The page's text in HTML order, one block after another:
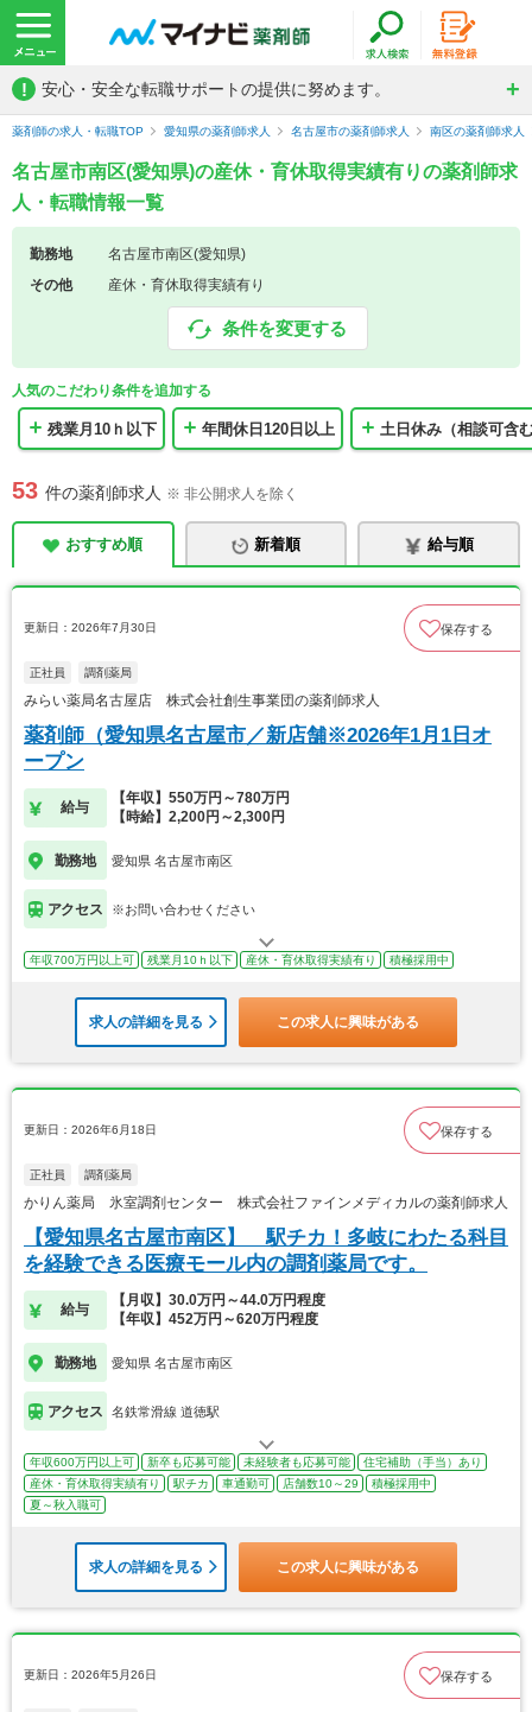
! 安心・安全な転職サポートの提供に努めます。
薬剤師の求人・転職TOP 愛知県の薬剤師求人 名古屋市の薬剤師求人 南区の薬剤師求人
名古屋市南区(愛知県)の産休・育休取得実績有りの薬剤師求
人・転職情報一覧
勤務地
名古屋市南区(愛知県)
その他
産休・育休取得実績有り
条件を変更する
人気のこだわり条件を追加する
残業月10ｈ以下 年間休日120日以上 土日休み（相談可含
53 件の薬剤師求人 ※ 非公開求人を除く
おすすめ順 新着順 給与順
更新日：2026年7月30日 保存する
正社員 調剤薬局
みらい薬局名古屋店 株式会社創生事業団の薬剤師求人
薬剤師（愛知県名古屋市／新店舗※2026年1月1日オ
ープン
給与
【年収】550万円～780万円
【時給】2,200円～2,300円
勤務地 愛知県 名古屋市南区
アクセス ※お問い合わせください
年収700万円以上可 残業月10ｈ以下 産休・育休取得実績有り 積極採用中
求人の詳細を見る この求人に興味がある
更新日：2026年6月18日 保存する
正社員 調剤薬局
かりん薬局 氷室調剤センター 株式会社ファインメディカルの薬剤師求人
【愛知県名古屋市南区】 駅チカ！多岐にわたる科目
を経験できる医療モール内の調剤薬局です。
給与
【月収】30.0万円～44.0万円程度
【年収】452万円～620万円程度
勤務地 愛知県 名古屋市南区
アクセス 名鉄常滑線 道徳駅
年収600万円以上可 新卒も応募可能 未経験者も応募可能
住宅補助（手当）あり
産休・育休取得実績有り
駅チカ 車通勤可 店舗数10～29
積極採用中
夏～秋入職可
求人の詳細を見る この求人に興味がある
更新日：2026年5月26日 保存する